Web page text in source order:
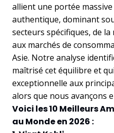
allient une portée
authentique, dominant
secteurs spécifiques, de
aux marchés de
Asie. Notre analyse
maîtrisé cet équilibre et
exceptionnelle aux
alors que nous avançons
Voici les 10 Meilleurs
au Monde en 2026 :